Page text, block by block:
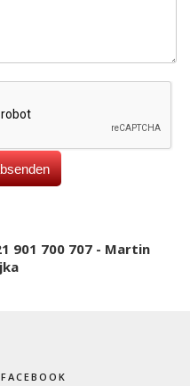
901 700 707 - Martin
FACEBOOK